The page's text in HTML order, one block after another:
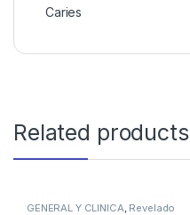
Caries
Related products
GENERAL Y CLINICA Revelado